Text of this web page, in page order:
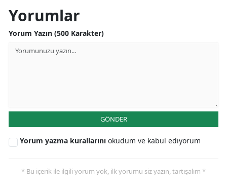
Yorumlar
Yorum Yazın (500 Karakter)
GÖNDER
Yorum yazma kurallarını okudum ve kabul ediyorum
* Bu içerik ile ilgili yorum yok, ilk yorumu siz yazın, tartışalım *